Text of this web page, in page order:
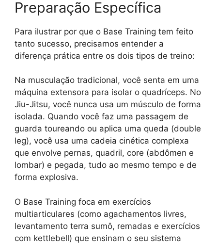
Preparação Específica
Para ilustrar por que o Base Training tem feito
tanto sucesso, precisamos entender a
diferença prática entre os dois tipos de treino:
Na musculação tradicional, você senta em uma
máquina extensora para isolar o quadríceps. No
Jiu-Jitsu, você nunca usa um músculo de forma
isolada. Quando você faz uma passagem de
guarda toureando ou aplica uma queda (double
leg), você usa uma cadeia cinética complexa
que envolve pernas, quadril, core (abdômen e
lombar) e pegada, tudo ao mesmo tempo e de
forma explosiva.
O Base Training foca em exercícios
multiarticulares (como agachamentos livres,
levantamento terra sumô, remadas e exercícios
com kettlebell) que ensinam o seu sistema